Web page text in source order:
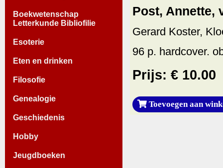
Boekwetenschap
Letterkunde Bibliofilie
Esoterie
Eten en drinken
Filosofie
Genealogie
Geschiedenis
Hobby
Jeugdboeken
Post, Annette,
Gerard Koster,
96 p. hardcover.
Prijs: € 10.00
Toevoegen aan